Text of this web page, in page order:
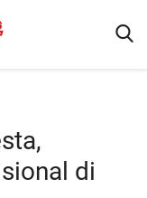
di